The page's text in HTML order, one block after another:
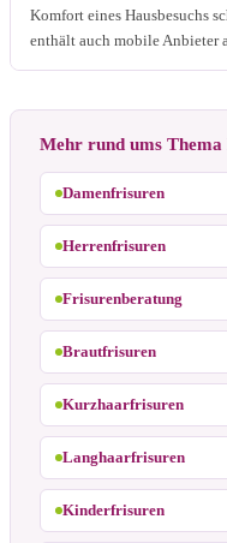
Komfort eines Hausbesuchs
enthält auch mobile Anbieter
Mehr rund ums
Damenfrisuren
Herrenfrisuren
Frisurenberatung
Brautfrisuren
Kurzhaarfrisuren
Langhaarfrisuren
Kinderfrisuren